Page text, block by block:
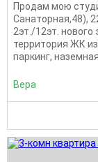
Продам мою
Санаторная,48),
2эт./12эт. нового
территория ЖК
паркинг,
Вера